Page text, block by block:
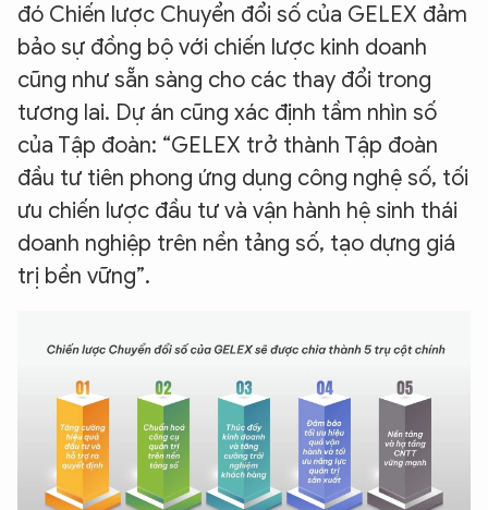
đó Chiến lược Chuyển đổi số của GELEX đảm
bảo sự đồng bộ với chiến lược kinh doanh
cũng như sẵn sàng cho các thay đổi trong
tương lai. Dự án cũng xác định tầm nhìn số
của Tập đoàn: “GELEX trở thành Tập đoàn
đầu tư tiên phong ứng dụng công nghệ số, tối
ưu chiến lược đầu tư và vận hành hệ sinh thái
doanh nghiệp trên nền tảng số, tạo dựng giá
trị bền vững”.